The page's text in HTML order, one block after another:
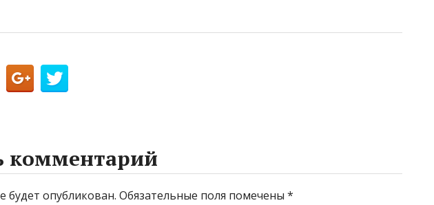
комментарий
будет опубликован. Обязательные поля помечены *